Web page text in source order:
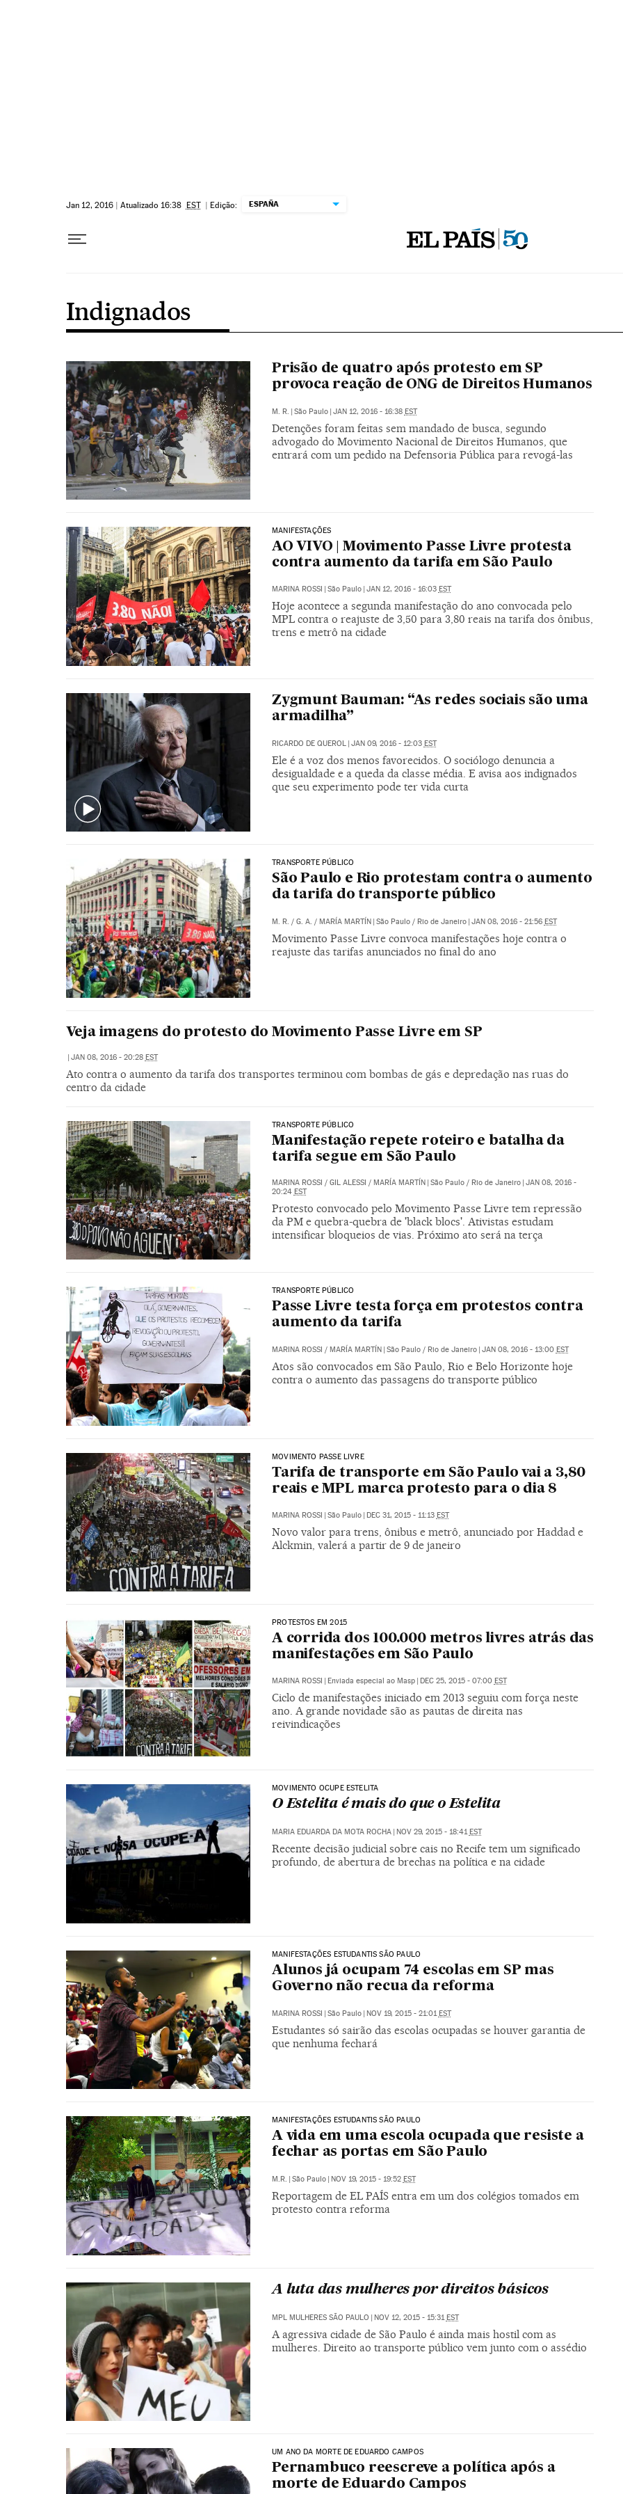
Jan 12, 2016 | Atualizado 16:38 EST | Edição: ESPAÑA
Indignados
Prisão de quatro após protesto em SP
provoca reação de ONG de Direitos Humanos
M. R. | São Paulo | JAN 12, 2016 - 16:38 EST
Detenções foram feitas sem mandado de busca, segundo
advogado do Movimento Nacional de Direitos Humanos, que
entrará com um pedido na Defensoria Pública para revogá-las
MANIFESTAÇÕES
AO VIVO | Movimento Passe Livre protesta
contra aumento da tarifa em São Paulo
MARINA ROSSI São Paulo JAN 12, 2016 - 16:03 EST
Hoje acontece a segunda manifestação do ano convocada pelo
MPL contra o reajuste de 3,50 para 3,80 reais na tarifa dos ônibus,
trens e metrô na cidade
Zygmunt Bauman: “As redes sociais são uma
armadilha”
RICARDO DE QUEROL | JAN 09, 2016 - 12:03 EST
Ele é a voz dos menos favorecidos. O sociólogo denuncia a
desigualdade e a queda da classe média. E avisa aos indignados
que seu experimento pode ter vida curta
TRANSPORTE PÚBLICO
São Paulo e Rio protestam contra o aumento
da tarifa do transporte público
M. R. / G. A. / MARÍA MARTÍN São Paulo / Rio de Janeiro JAN 08, 2016 - 21:56 EST
Movimento Passe Livre convoca manifestações hoje contra o
reajuste das tarifas anunciados no final do ano
Veja imagens do protesto do Movimento Passe Livre em SP
| JAN 08, 2016 - 20:28 EST
Ato contra o aumento da tarifa dos transportes terminou com bombas de gás e depredação nas ruas do
centro da cidade
TRANSPORTE PÚBLICO
Manifestação repete roteiro e batalha da
tarifa segue em São Paulo
MARINA ROSSI / GIL ALESSI / MARÍA MARTÍN | São Paulo / Rio de Janeiro | JAN 08, 2016 -
20:24 EST
Protesto convocado pelo Movimento Passe Livre tem repressão
da PM e quebra-quebra de 'black blocs'. Ativistas estudam
intensificar bloqueios de vias. Próximo ato será na terça
TRANSPORTE PÚBLICO
Passe Livre testa força em protestos contra
aumento da tarifa
MARINA ROSSI / MARÍA MARTÍN | São Paulo / Rio de Janeiro | JAN 08, 2016 - 13:00 EST
Atos são convocados em São Paulo, Rio e Belo Horizonte hoje
contra o aumento das passagens do transporte público
MOVIMENTO PASSE LIVRE
Tarifa de transporte em São Paulo vai a 3,80
reais e MPL marca protesto para o dia 8
MARINA ROSSI São Paulo DEC 31, 2015 - 11:13 EST
Novo valor para trens, ônibus e metrô, anunciado por Haddad e
Alckmin, valerá a partir de 9 de janeiro
PROTESTOS EM 2015
A corrida dos 100.000 metros livres atrás das
manifestações em São Paulo
MARINA ROSSI | Enviada especial ao Masp | DEC 25, 2015 - 07:00 EST
Ciclo de manifestações iniciado em 2013 seguiu com força neste
ano. A grande novidade são as pautas de direita nas
reivindicações
MOVIMENTO OCUPE ESTELITA
O Estelita é mais do que o Estelita
MARIA EDUARDA DA MOTA ROCHA NOV 29, 2015 - 18:41 EST
Recente decisão judicial sobre cais no Recife tem um significado
profundo, de abertura de brechas na política e na cidade
MANIFESTAÇÕES ESTUDANTIS SÃO PAULO
Alunos já ocupam 74 escolas em SP mas
Governo não recua da reforma
MARINA ROSSI | São Paulo | NOV 19, 2015 - 21:01EST
Estudantes só sairão das escolas ocupadas se houver garantia de
que nenhuma fechará
MANIFESTAÇÕES ESTUDANTIS SÃO PAULO
A vida em uma escola ocupada que resiste a
fechar as portas em São Paulo
M.R. | São Paulo | NOV 19, 2015 - 19:52 EST
Reportagem de EL PAÍS entra em um dos colégios tomados em
protesto contra reforma
A luta das mulheres por direitos básicos
MPL MULHERES SÃO PAULO NOV 12, 2015 - 15:31 EST
A agressiva cidade de São Paulo é ainda mais hostil com as
mulheres. Direito ao transporte público vem junto com o assédio
UM ANO DA MORTE DE EDUARDO CAMPOS
Pernambuco reescreve a política após a
morte de Eduardo Campos